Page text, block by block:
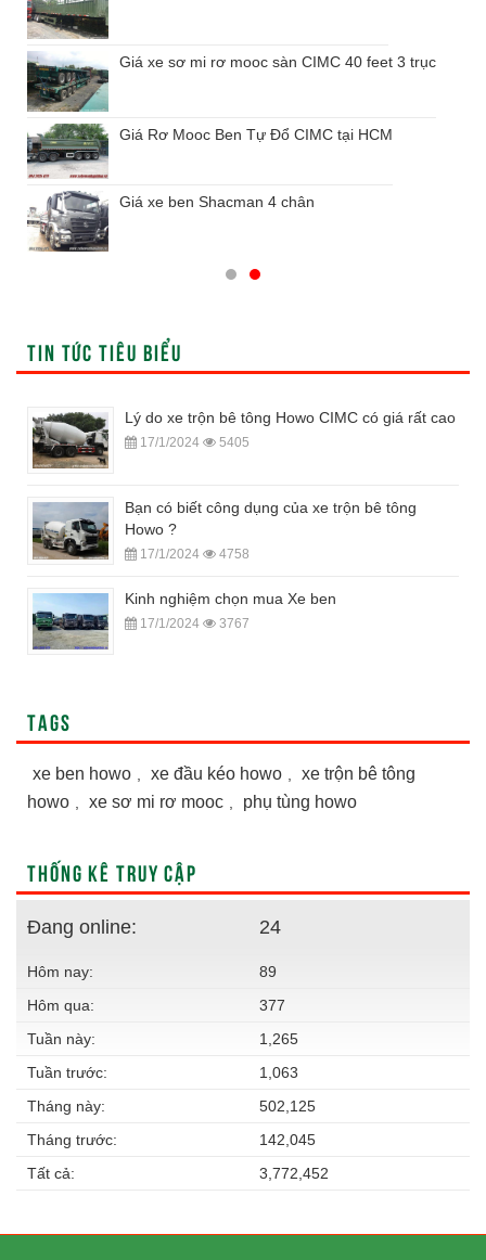
Giá xe sơ mi rơ mooc sàn CIMC 40 feet 3 trục
Giá Rơ Mooc Ben Tự Đổ CIMC tại HCM
Giá xe ben Shacman 4 chân
TIN TỨC TIÊU BIỂU
Lý do xe trộn bê tông Howo CIMC có giá rất cao
17/1/2024 5405
Bạn có biết công dụng của xe trộn bê tông
Howo ?
17/1/2024 4758
Kinh nghiệm chọn mua Xe ben
17/1/2024 3767
TAGS
xe ben howo xe đầu kéo howo
xe trộn bê tông
howo
xe sơ mi rơ mooc phụ tùng howo
THỐNG KÊ TRUY CẬP
Đang online: 24
Hôm nay:
89
Hôm qua:
377
Tuần này:
1,265
Tuần trước:
1,063
Tháng này:
502,125
Tháng trước:
142,045
Tất cả:
3,772,452